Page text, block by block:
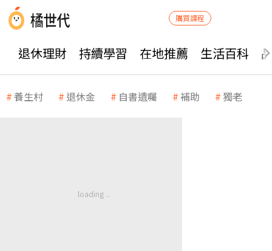
購買課程
退休理財 持續學習 在地推薦 生活百科
養生村 退休金 自書遺囑 補助 獨老